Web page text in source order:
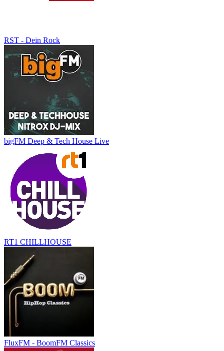
RST - Dein Rock
bigFM Deep & Tech House Live
RT1 CHILLHOUSE
FluxFM - BoomFM Classics